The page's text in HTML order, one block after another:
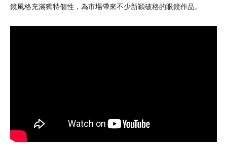
鏡風格充滿獨特個性，為市場帶來不少新穎破格的眼鏡作品。